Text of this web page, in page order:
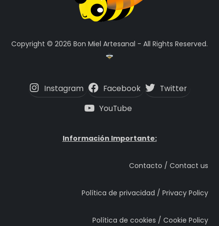
Copyright © 2026 Bon Miel Artesanal - All Rights Reserved.
Instagram Facebook
Twitter
YouTube
Información Importante:
Contacto / Contact us
Política de privacidad / Privacy Policy
Política de cookies / Cookie Policy